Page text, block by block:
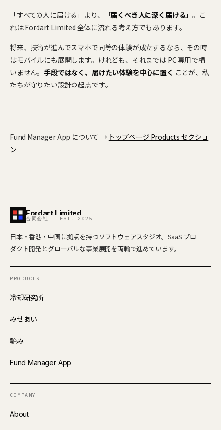
「すべての人に届ける」より、 「届くべき人に深く届ける」。こ
れは Fordart Limited 全体に流れる考え方でもあります。
将来、技術が進んでスマホで同等の体験が成立するなら、その時
はモバイルにも展開します。けれども、それまでは PC 専用で構
いません。手段ではなく、届けたい体験を中心に置く ことが、私
たちが守りたい設計の起点です。
Fund Manager App について → トップページ Products セクショ
ン
Fordart Limited
合同会社 — EST. 2025
日本・香港・中国に拠点を持つソフトウェアスタジオ。SaaS プロ
ダクト開発とグローバルな事業展開を両輪で進めています。
PRODUCTS
冷却研究所
みせあい
艶み
Fund Manager App
COMPANY
About